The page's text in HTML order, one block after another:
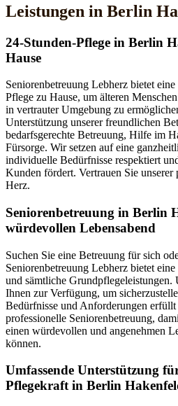
Leistungen in Berlin
24-Stunden-Pflege in Berlin
Hause
Seniorenbetreuung Lebherz bietet
Pflege zu Hause, um älteren
in vertrauter Umgebung zu
Unterstützung unserer freundlichen
bedarfsgerechte Betreuung, Hilfe im
Fürsorge. Wir setzen auf eine
individuelle Bedürfnisse respektiert
Kunden fördert. Vertrauen Sie unserer
Herz.
Senioren­betreuung in Berlin
würdevollen Lebensabend
Suchen Sie eine Betreuung für sich
Seniorenbetreuung Lebherz bietet
und sämtliche Grundpflegeleistungen.
Ihnen zur Verfügung, um
Bedürfnisse und Anforderungen
professionelle Seniorenbetreuung,
einen würdevollen und angenehmen
können.
Umfassende Unterstützung
Pflegekraft in Berlin